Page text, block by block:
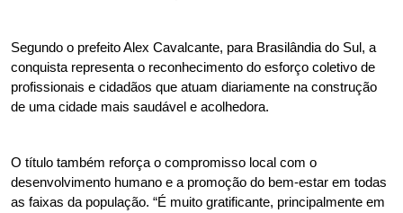
Segundo o prefeito Alex Cavalcante, para Brasilândia do Sul, a
conquista representa o reconhecimento do esforço coletivo de
profissionais e cidadãos que atuam diariamente na construção
de uma cidade mais saudável e acolhedora.
O título também reforça o compromisso local com o
desenvolvimento humano e a promoção do bem-estar em todas
as faixas da população. “É muito gratificante, principalmente em